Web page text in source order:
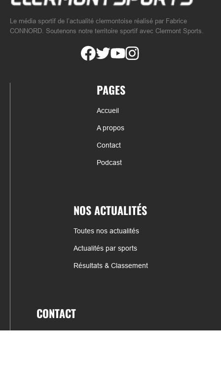
Le média sportif de l’actualité clermontoise réalisé par Fabrice
CONNORD. Soutenons notre territoire sportif avec Clermont Sports.
PAGES
Accueil
A propos
Contact
Podcast
NOS ACTUALITÉS
Toutes nos actualités
Actualités par sports
Résultats & Classement
CONTACT